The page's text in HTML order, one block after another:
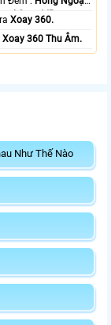
Smart IR.
Xoay 360.
:Xoay 360 Thu Âm.
Như Thế Nào